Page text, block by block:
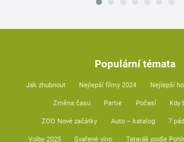
Populární témata
Jak zhubnout Nejlepší filmy 2024 Nejlepší
Změna času Partie Počasí Kdy
ZOO Nové začátky Auto – katalog 7
Volby 2025 Svařené víno Tatarák podle